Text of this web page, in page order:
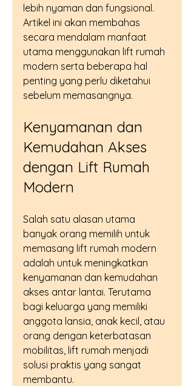
lebih nyaman dan fungsional.
Artikel ini akan membahas
secara mendalam manfaat
utama menggunakan lift rumah
modern serta beberapa hal
penting yang perlu diketahui
sebelum memasangnya.
Kenyamanan dan
Kemudahan Akses
dengan Lift Rumah
Modern
Salah satu alasan utama
banyak orang memilih untuk
memasang lift rumah modern
adalah untuk meningkatkan
kenyamanan dan kemudahan
akses antar lantai. Terutama
bagi keluarga yang memiliki
anggota lansia, anak kecil, atau
orang dengan keterbatasan
mobilitas, lift rumah menjadi
solusi praktis yang sangat
membantu.